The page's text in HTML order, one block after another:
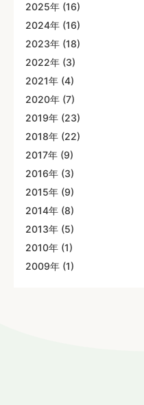
2025年 (16)
2024年 (16)
2023年 (18)
2022年 (3)
2021年 (4)
2020年 (7)
2019年 (23)
2018年 (22)
2017年 (9)
2016年 (3)
2015年 (9)
2014年 (8)
2013年 (5)
2010年 (1)
2009年 (1)